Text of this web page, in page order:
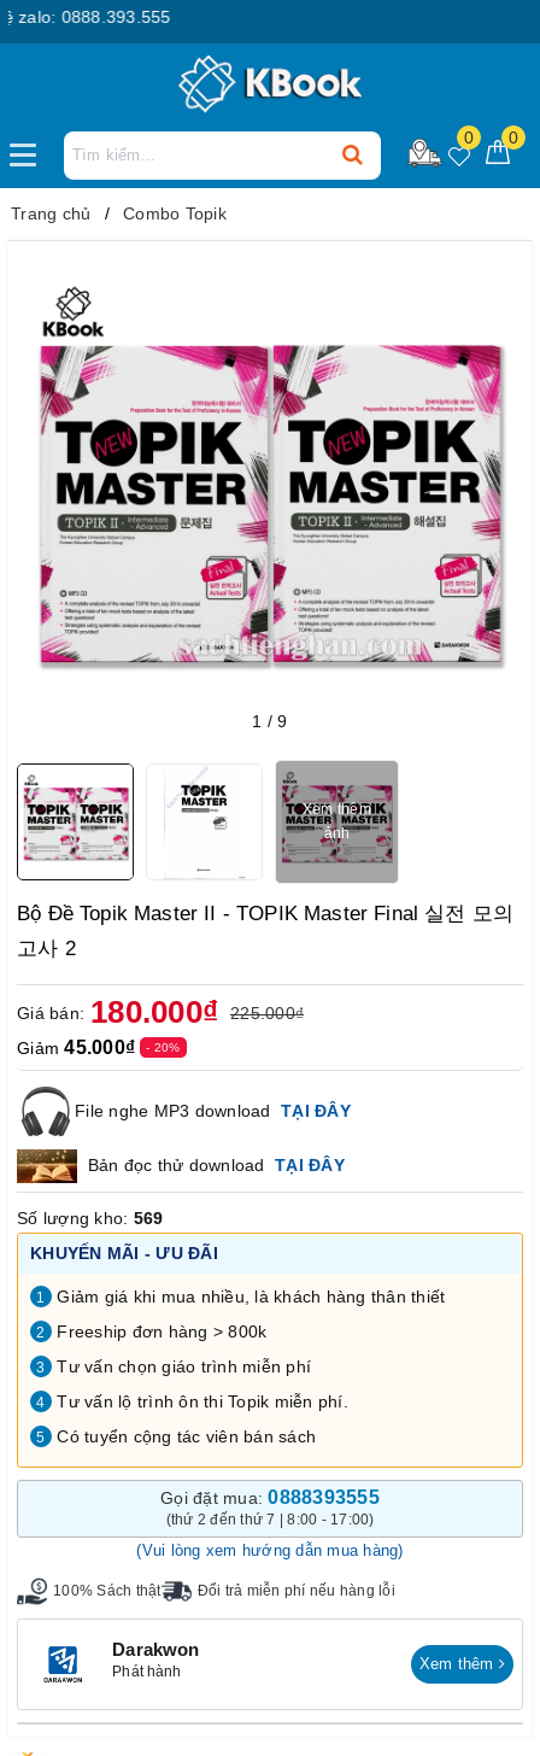
0888.393.555
0 0
Trang chủ Combo Topik
1 /9
Xem thêm
ảnh
Bộ Đề Topik Master II - TOPIK Master Final 실전 모의
고사 2
Giá bán: 180.000₫
225.000₫
Giảm45.000₫ - 20%
File nghe MP3 download TẠI ĐÂY
Bản đọc thử download TẠI ĐÂY
Số lượng kho: 569
KHUYẾN MÃI - ƯU ĐÃI
1 Giảm giá khi mua nhiều, là khách hàng thân thiết
2 Freeship đơn hàng > 800k
3 Tư vấn chọn giáo trình miễn phí
4 Tư vấn lộ trình ôn thi Topik miễn phí.
5 Có tuyển cộng tác viên bán sách
Gọi đặt mua:0888393555
(thứ 2 đến thứ 7 | 8:00 - 17:00)
(Vui lòng xem hướng dẫn mua hàng)
100% Sách thật Đổi trả miễn phí nếu hàng lỗi
Darakwon
Phát hành Xem thêm